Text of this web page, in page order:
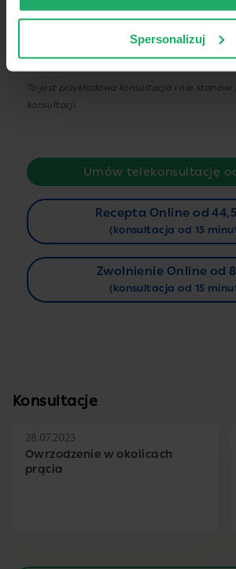
Spersonalizuj
Zarejestruj się na konsultację w
dowiedzieć się jak poradzić sobie z
To jest przykładowa konsultacja i nie stanowi
konsultacji.
Umów telekonsultację
Recepta Online od
(konsultacja od 15
Zwolnienie Online od
(konsultacja od 15
Konsultacje
28.07.2023
Owrzodzenie w okolicach
prącia